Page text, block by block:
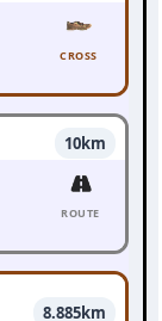
CROSS
10km
ROUTE
8.885km